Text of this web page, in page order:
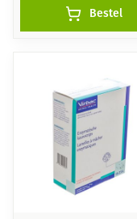
Bestel